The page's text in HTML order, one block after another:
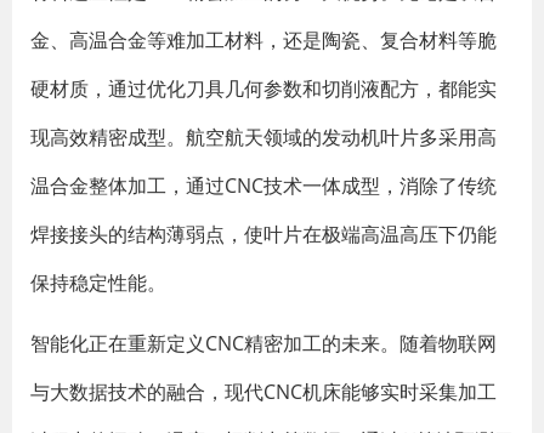
金、高温合金等难加工材料，还是陶瓷、复合材料等脆
硬材质，通过优化刀具几何参数和切削液配方，都能实
现高效精密成型。航空航天领域的发动机叶片多采用高
温合金整体加工，通过CNC技术一体成型，消除了传统
焊接接头的结构薄弱点，使叶片在极端高温高压下仍能
保持稳定性能。
智能化正在重新定义CNC精密加工的未来。随着物联网
与大数据技术的融合，现代CNC机床能够实时采集加工